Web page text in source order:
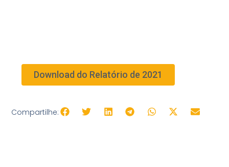
Download do Relatório de 2021
Compartilhe: